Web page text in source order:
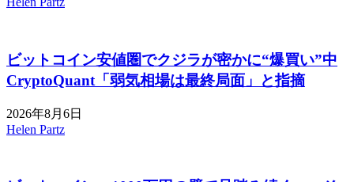
ビットコイン安値圏でクジラが密かに“爆買い”中
CryptoQuant「弱気相場は最終局面」と指摘
2026年8月6日
Helen Partz